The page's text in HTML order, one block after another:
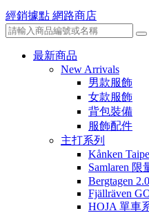
經銷據點 網路商店
最新商品
New Arrivals
男款服飾
女款服飾
背包裝備
服飾配件
主打系列
Kånken
Samlaren 限
Bergtagen 2.0
Fjällräven
HOJA 單車